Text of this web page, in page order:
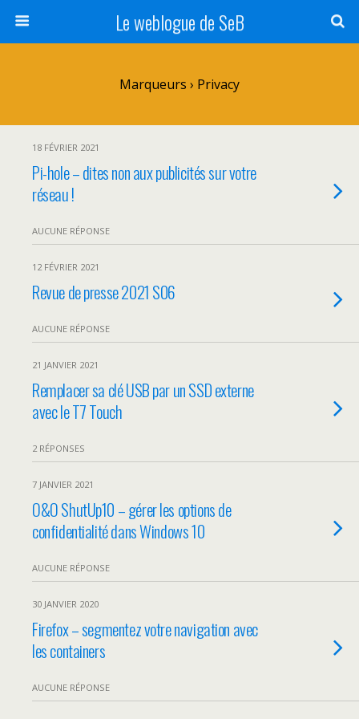
Le weblogue de SeB
Marqueurs › Privacy
18 FÉVRIER 2021
Pi-hole – dites non aux publicités sur votre
réseau !
AUCUNE RÉPONSE
12 FÉVRIER 2021
Revue de presse 2021 S06
AUCUNE RÉPONSE
21 JANVIER 2021
Remplacer sa clé USB par un SSD externe
avec le T7 Touch
2 RÉPONSES
7 JANVIER 2021
O&O ShutUp10 – gérer les options de
confidentialité dans Windows 10
AUCUNE RÉPONSE
30 JANVIER 2020
Firefox – segmentez votre navigation avec
les containers
AUCUNE RÉPONSE